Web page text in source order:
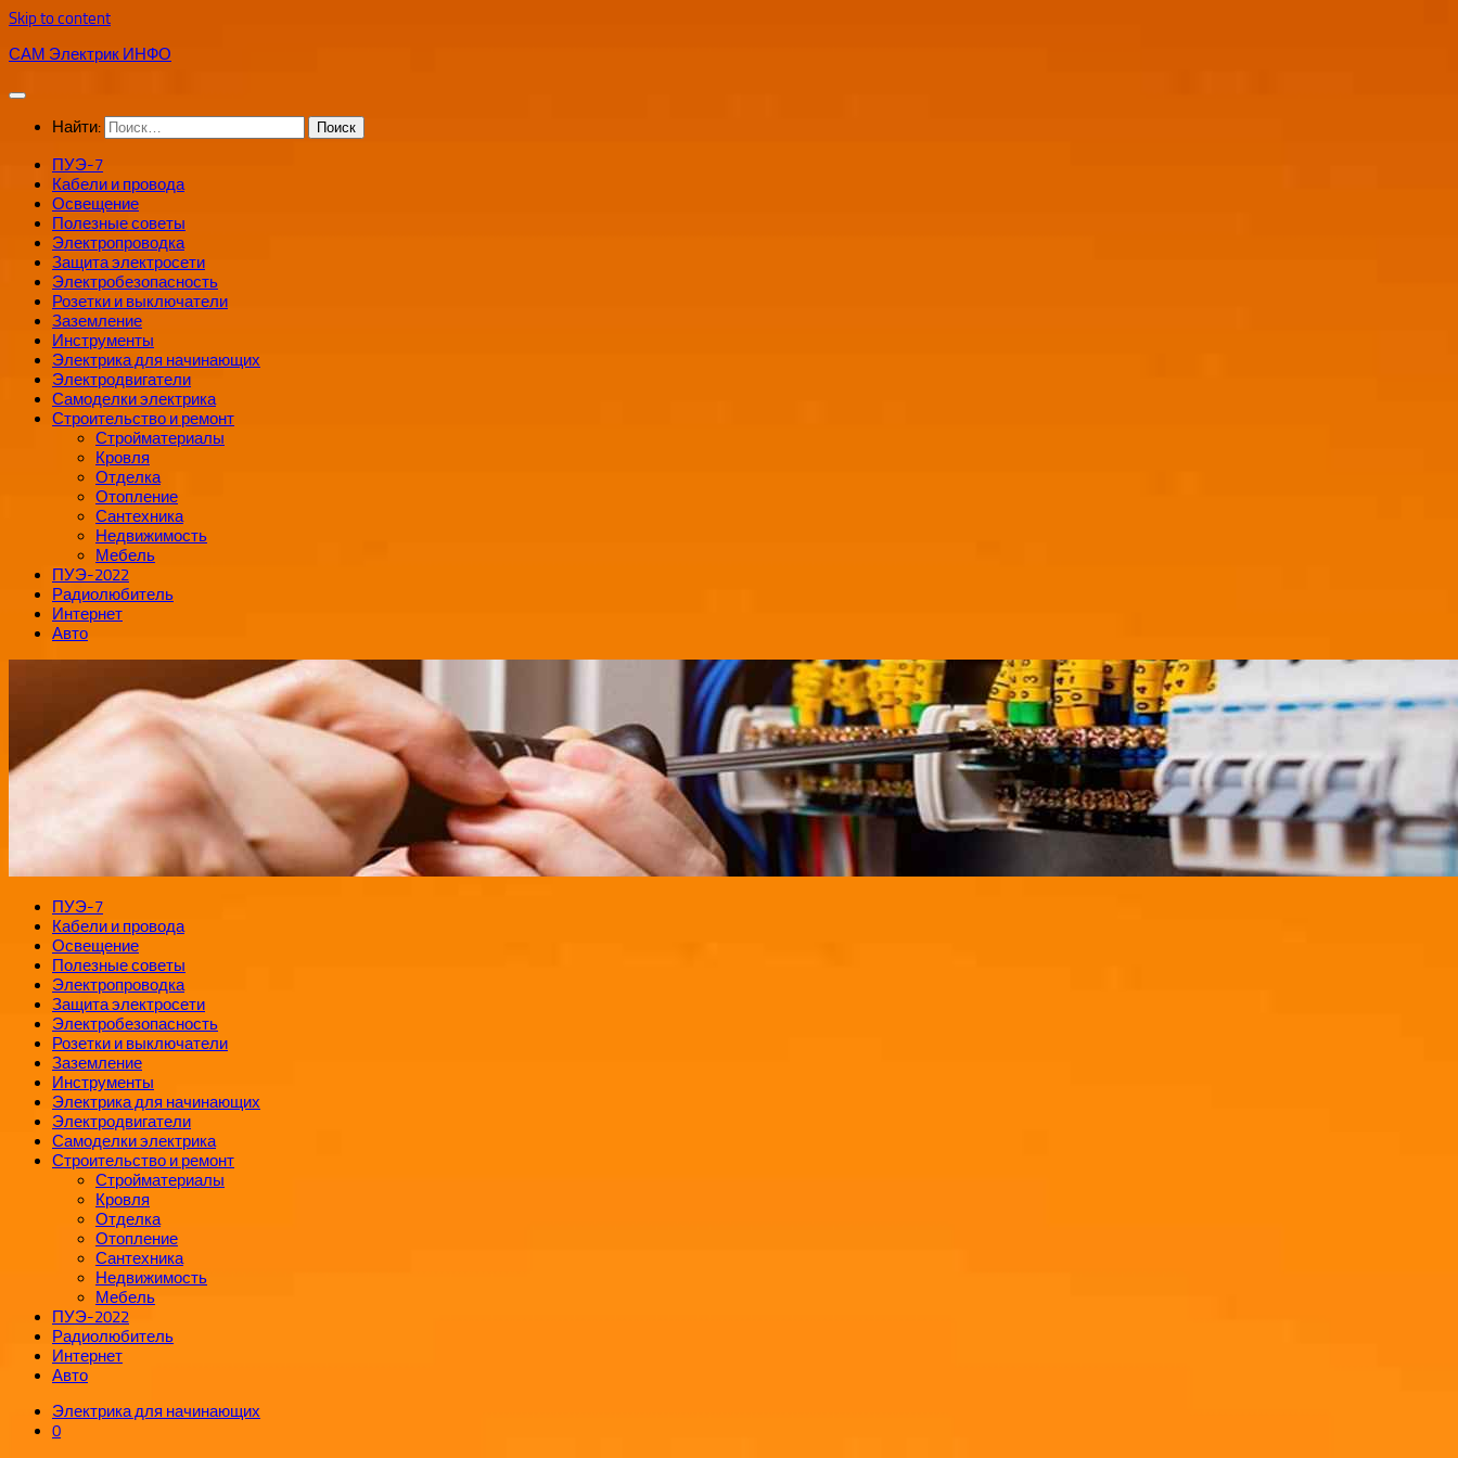
Skip to content
САМ Электрик ИНФО
Найти:
ПУЭ-7
Кабели и провода
Освещение
Полезные советы
Электропроводка
Защита электросети
Электробезопасность
Розетки и выключатели
Заземление
Инструменты
Электрика для начинающих
Электродвигатели
Самоделки электрика
Строительство и ремонт
Стройматериалы
Кровля
Отделка
Отопление
Сантехника
Недвижимость
Мебель
ПУЭ-2022
Радиолюбитель
Интернет
Авто
ПУЭ-7
Кабели и провода
Освещение
Полезные советы
Электропроводка
Защита электросети
Электробезопасность
Розетки и выключатели
Заземление
Инструменты
Электрика для начинающих
Электродвигатели
Самоделки электрика
Строительство и ремонт
Стройматериалы
Кровля
Отделка
Отопление
Сантехника
Недвижимость
Мебель
ПУЭ-2022
Радиолюбитель
Интернет
Авто
Электрика для начинающих
0